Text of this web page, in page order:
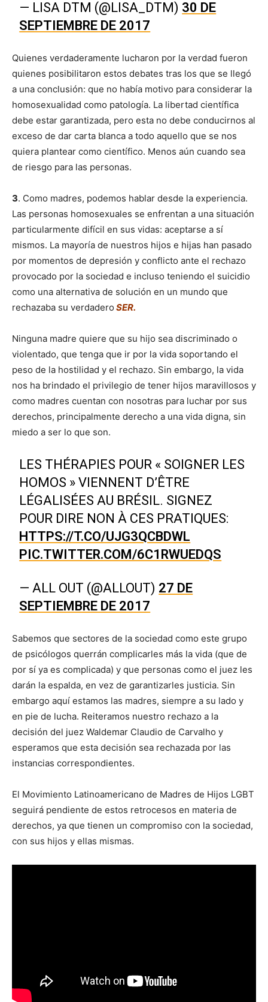
— LISA DTM (@LISA_DTM) 30 DE
SEPTIEMBRE DE 2017
Quienes verdaderamente lucharon por la verdad fueron
quienes posibilitaron estos debates tras los que se llegó
a una conclusión: que no había motivo para considerar la
homosexualidad como patología. La libertad científica
debe estar garantizada, pero esta no debe conducirnos al
exceso de dar carta blanca a todo aquello que se nos
quiera plantear como científico. Menos aún cuando sea
de riesgo para las personas.
3. Como madres, podemos hablar desde la experiencia.
Las personas homosexuales se enfrentan a una situación
particularmente difícil en sus vidas: aceptarse a sí
mismos. La mayoría de nuestros hijos e hijas han pasado
por momentos de depresión y conflicto ante el rechazo
provocado por la sociedad e incluso teniendo el suicidio
como una alternativa de solución en un mundo que
rechazaba su verdadero SER.
Ninguna madre quiere que su hijo sea discriminado o
violentado, que tenga que ir por la vida soportando el
peso de la hostilidad y el rechazo. Sin embargo, la vida
nos ha brindado el privilegio de tener hijos maravillosos y
como madres cuentan con nosotras para luchar por sus
derechos, principalmente derecho a una vida digna, sin
miedo a ser lo que son.
LES THÉRAPIES POUR « SOIGNER LES
HOMOS » VIENNENT D’ÊTRE
LÉGALISÉES AU BRÉSIL. SIGNEZ
POUR DIRE NON À CES PRATIQUES:
HTTPS://T.CO/UJG3QCBDWL
PIC.TWITTER.COM/6C1RWUEDQS
— ALL OUT (@ALLOUT) 27 DE
SEPTIEMBRE DE 2017
Sabemos que sectores de la sociedad como este grupo
de psicólogos querrán complicarles más la vida (que de
por sí ya es complicada) y que personas como el juez les
darán la espalda, en vez de garantizarles justicia. Sin
embargo aquí estamos las madres, siempre a su lado y
en pie de lucha. Reiteramos nuestro rechazo a la
decisión del juez Waldemar Claudio de Carvalho y
esperamos que esta decisión sea rechazada por las
instancias correspondientes.
El Movimiento Latinoamericano de Madres de Hijos LGBT
seguirá pendiente de estos retrocesos en materia de
derechos, ya que tienen un compromiso con la sociedad,
con sus hijos y ellas mismas.